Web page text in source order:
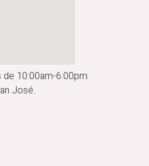
de 10:00am-6:00pm
José.